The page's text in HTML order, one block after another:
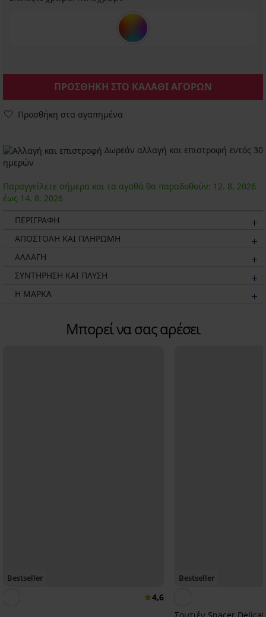
ΠΡΟΣΘΗΚΗ ΣΤΟ ΚΑΛΑΘΙ ΑΓΟΡΩΝ
Προσθήκη στα αγαπημένα
Δωρεάν αλλαγή και επιστροφή εντός 30
ημερών
Παραγγείλετε σήμερα και τα αγαθά θα παραδοθούν: 12. 8. 2026
έως 14. 8. 2026
ΠΕΡΙΓΡΑΦΗ
ΑΠΟΣΤΟΛΗ ΚΑΙ ΠΛΗΡΩΜΗ
ΑΛΛΑΓΗ
ΣΥΝΤΗΡΗΣΗ ΚΑΙ ΠΛΥΣΗ
Η ΜΆΡΚΑ
Μπορεί να σας αρέσει
Bestseller
4,6
Bestseller